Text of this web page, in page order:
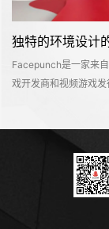
Facepunch是一家来
戏开发商和视频游戏发
所有员工的社交活动中
对外接待公众，让明天
念产品和相关商品。
着丰富的场景、游戏和
吸引员工和访客想要